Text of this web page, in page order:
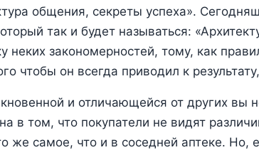
общения, секреты успеха».
так и будет называться:
неких закономерностей, тому, как
чтобы он всегда приводил к
и отличающейся от других вы
в том, что покупатели не видят
же самое, что и в соседней аптеке. Но,